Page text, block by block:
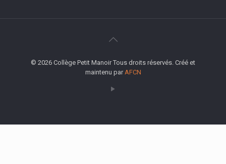
© 2026 Collège Petit Manoir Tous droits réservés. Créé et
maintenu parAFCN